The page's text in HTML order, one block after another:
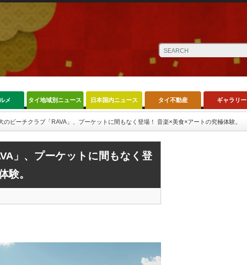
メ タイ地域別ニュース 日本国内ニュース タイ不動産 ギャラリー
のビーチクラブ「RAVA」、プーケットに間もなく登場！ 音楽×美食×アートの究極体験。
」、プーケットに間もなく登
験。